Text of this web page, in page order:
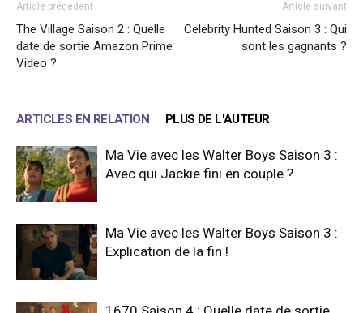
Article précédent
The Village Saison 2 : Quelle
date de sortie Amazon Prime
Video ?
Article suivant
Celebrity Hunted Saison 3 : Qui
sont les gagnants ?
ARTICLES EN RELATION PLUS DE L'AUTEUR
Ma Vie avec les Walter Boys Saison 3 :
Avec qui Jackie fini en couple ?
Ma Vie avec les Walter Boys Saison 3 :
Explication de la fin !